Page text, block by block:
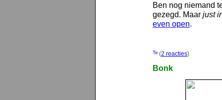
Ben nog niemand
gezegd. Maar just
even open.
(2 reacties)
Bonk